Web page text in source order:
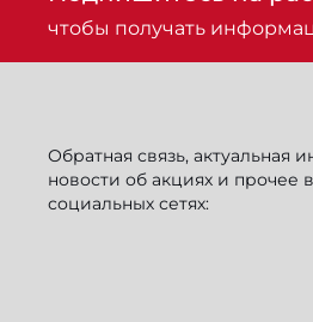
чтобы получать
Обратная связь, актуальная
новости об акциях и прочее
социальных сетях: